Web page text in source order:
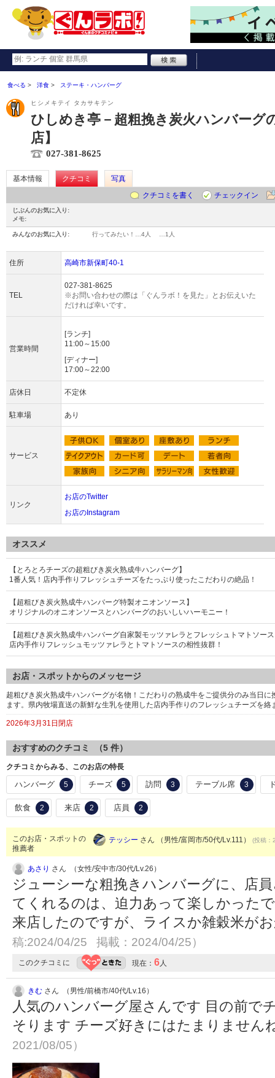
食べる 洋食 ステーキ・ハンバーグ
ヒシメキテイ タカサキテン
ひしめき亭－超粗挽き炭火ハンバーグ
店】
027-381-8625
基本情報 クチコミ
写真
クチコミを書く
チェックイン
じぶんのお気に入り:
メモ:
みんなのお気に入り: 行ってみたい！… 4人 1人
住所 高崎市新保町40-1
TEL
027-381-8625
※お問い合わせの際は「ぐんラボ！を見た」とお伝えいた
だければ幸いです。
営業時間
[ランチ]
11:00～15:00
[ディナー]
17:00～22:00
店休日 不定休
駐車場 あり
サービス
リンク
お店のTwitter
お店のInstagram
オススメ
【とろとろチーズの超粗びき炭火熟成牛ハンバーグ】
1番人気！店内手作りフレッシュチーズをたっぷり使ったこだわりの絶品！
【超粗びき炭火熟成牛ハンバーグ特製オニオンソース】
オリジナルのオニオンソースとハンバーグのおいしいハーモニー！
【超粗びき炭火熟成牛ハンバーグ自家製モッツァレラとフレッシュトマトソー
店内手作りフレッシュモッツァレラとトマトソースの相性抜群！
お店・スポットからのメッセージ
超粗びき炭火熟成牛ハンバーグが名物！こだわりの熟成牛をご提供分のみ当日
ます。県内牧場直送の新鮮な生乳を使用した店内手作りのフレッシュチーズを
2026年3月31日閉店
おすすめのクチコミ （5 件）
クチコミからみる、このお店の特長
ハンバーグ 5 チーズ 5 訪問 3 テーブル席 3
飲食 2 来店 2 店員 2
このお店・スポットの
推薦者
テッシー さん （男性/富岡市/50代/Lv.111） (投稿
あさり さん （女性/安中市/30代/Lv.26）
ジューシーな粗挽きハンバーグに、店
てくれるのは、迫力あって楽しかった
来店したのですが、ライスか雑穀米が
稿:2024/04/25 掲載：2024/04/25）
このクチコミに 現在： 6人
きむ さん （男性/前橋市/40代/Lv.16）
人気のハンバーグ屋さんです 目の前で
そります チーズ好きにはたまりません
2021/08/05）